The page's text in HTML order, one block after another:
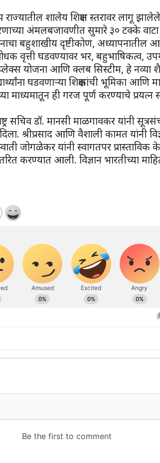
राज्यातील शालेय शिक्षण स्तरावर लागू
अंमलबजावणीत सुमारे ३० टक्के वाटा
बहुशाखीय दृष्टीकोण, अध्यापनातील
वृत्ती घडवण्यावर भर, बहुभाषिकत्व,
योजना आणि क्लब सिस्टीम, हे नव्या
घडवणाऱ्या शिक्षकांची भूमिका आणि
ही गरज पूर्ण करण्याचे प्रयत्न
सचिव डॉ. मानसी माळगावकर यांनी
श्रीप्रसाद आणि वैशाली कामत यांनी
जोगळेकर यांनी स्वागतपर प्रास्ताविक
करण्यात आली. विज्ञान भारतीच्या